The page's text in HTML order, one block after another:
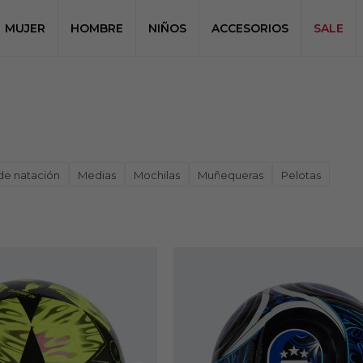
MUJER HOMBRE NIÑOS ACCESORIOS SALE
natación Medias Mochilas Muñequeras Pelotas